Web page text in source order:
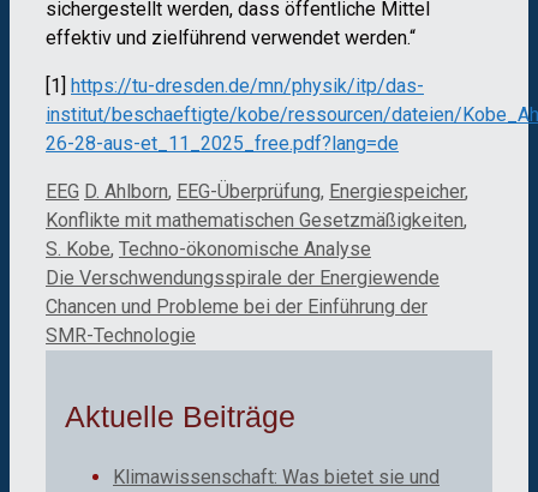
sichergestellt werden, dass öffentliche Mittel
effektiv und zielführend verwendet werden.“
[1] https://tu-dresden.de/mn/physik/itp/das-
institut/beschaeftigte/kobe/ressourcen/dateien/
26-28-aus-et_11_2025_free.pdf?lang=de
Kategorien
EEG Schlagwörter
D. Ahlborn, EEG-Überprüfung, Energiespeicher,
Konflikte mit mathematischen Gesetzmäßigkeiten,
S. Kobe, Techno-ökonomische Analyse
Die Verschwendungsspirale der Energiewende
Chancen und Probleme bei der Einführung der
SMR-Technologie
Aktuelle Beiträge
Klimawissenschaft: Was bietet sie und